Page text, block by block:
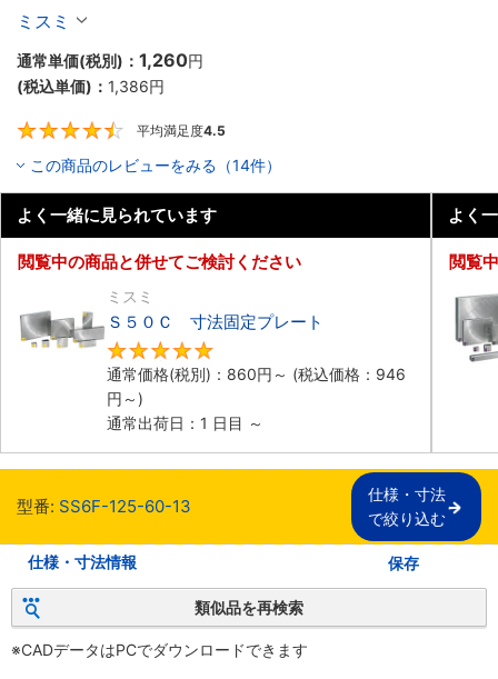
ミスミ
通常単価(税別)： 1,260円
(税込単価)： 1,386円
平均満足度4.5
この商品のレビューをみる（14件）
よく一緒に見られています
閲覧中の商品と併せてご検討ください
ミスミ
Ｓ５０Ｃ 寸法固定プレート
通常価格(税別)： 860円 ～ (税込価格： 946
円 ～)
通常出荷日：1 日目 ～
よく
閲覧
型番: SS6F-125-60-13
仕様・寸法
で絞り込む
仕様・寸法情報 保存
類似品を再検索
※CADデータはPCでダウンロードできます